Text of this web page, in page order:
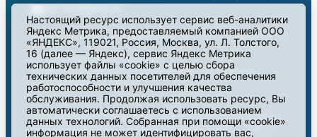
obr-tmr@prto.ru
© 2024. все права защищены
Отдел образования Администрации Тобольского
муниципального округа
Мы используем сервис веб-аналитики Яндекс Метрика,
предоставляемый компанией ООО «ЯНДЕКС», 119021,
Настоящий ресурс использует сервис веб-аналитики
Яндекс Метрика, предоставляемый компанией ООО
«ЯНДЕКС», 119021, Россия, Москва, ул. Л. Толстого,
16 (далее — Яндекс), сервис Яндекс Метрика
использует файлы «cookie» с целью сбора
технических данных посетителей для обеспечения
работоспособности и улучшения качества
обслуживания. Продолжая использовать ресурс, Вы
автоматически соглашаетесь с использованием
данных технологий. Собранная при помощи «cookie»
информация не может идентифицировать вас,